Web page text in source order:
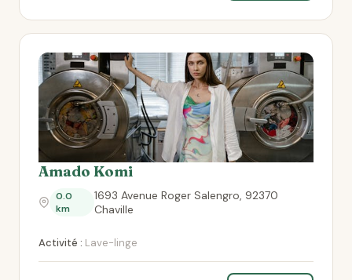
Amado Komi
0.0
km
1693 Avenue Roger Salengro, 92370
Chaville
Activité : Lave-linge